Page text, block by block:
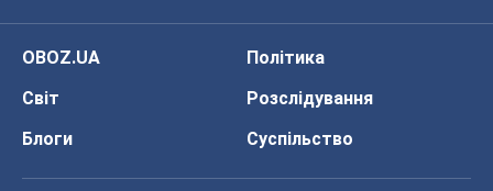
OBOZ.UA
Політика
Світ
Розслідування
Блоги
Суспільство